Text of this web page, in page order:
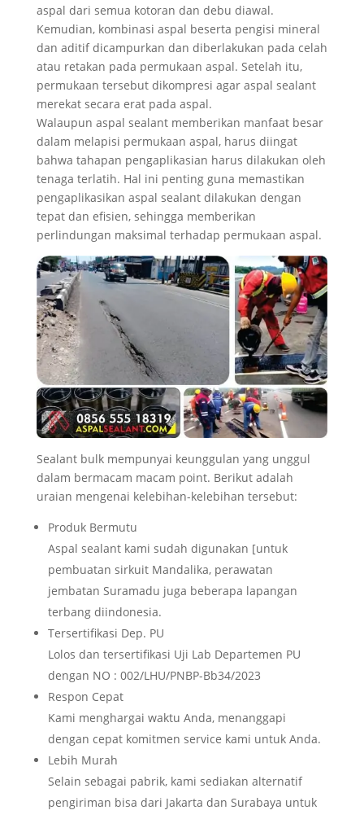
aspal dari semua kotoran dan debu diawal.
Kemudian, kombinasi aspal beserta pengisi mineral
dan aditif dicampurkan dan diberlakukan pada celah
atau retakan pada permukaan aspal. Setelah itu,
permukaan tersebut dikompresi agar aspal sealant
merekat secara erat pada aspal.
Walaupun aspal sealant memberikan manfaat besar
dalam melapisi permukaan aspal, harus diingat
bahwa tahapan pengaplikasian harus dilakukan oleh
tenaga terlatih. Hal ini penting guna memastikan
pengaplikasikan aspal sealant dilakukan dengan
tepat dan efisien, sehingga memberikan
perlindungan maksimal terhadap permukaan aspal.
Sealant bulk mempunyai keunggulan yang unggul
dalam bermacam macam point. Berikut adalah
uraian mengenai kelebihan-kelebihan tersebut:
Produk Bermutu
Aspal sealant kami sudah digunakan [untuk
pembuatan sirkuit Mandalika, perawatan
jembatan Suramadu juga beberapa lapangan
terbang diindonesia.
Tersertifikasi Dep. PU
Lolos dan tersertifikasi Uji Lab Departemen PU
dengan NO : 002/LHU/PNBP-Bb34/2023
Respon Cepat
Kami menghargai waktu Anda, menanggapi
dengan cepat komitmen service kami untuk Anda.
Lebih Murah
Selain sebagai pabrik, kami sediakan alternatif
pengiriman bisa dari Jakarta dan Surabaya untuk